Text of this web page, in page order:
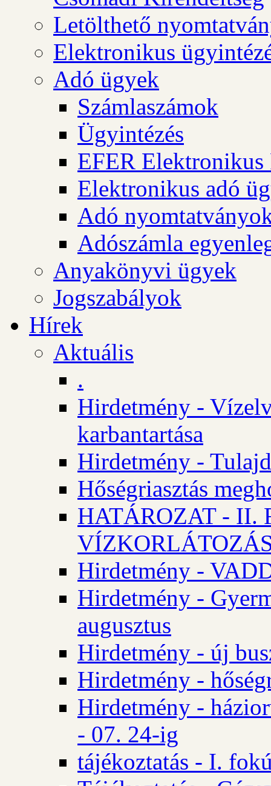
Letölthető
Elektronikus
Adó ügyek
Számlaszámok
Ügyintézés
EFER Elektronikus
Elektronikus adó
Adó
Adószámla
Anyakönyvi ügyek
Jogszabályok
Hírek
Aktuális
.
Hirdetmény -
karbantartása
Hirdetmény -
Hőségriasztás
HATÁROZAT - II.
Hirdetmény -
Hirdetmény -
augusztus
Hirdetmény - új
Hirdetmény -
Hirdetmény -
- 07. 24-ig
tájékoztatás - I.